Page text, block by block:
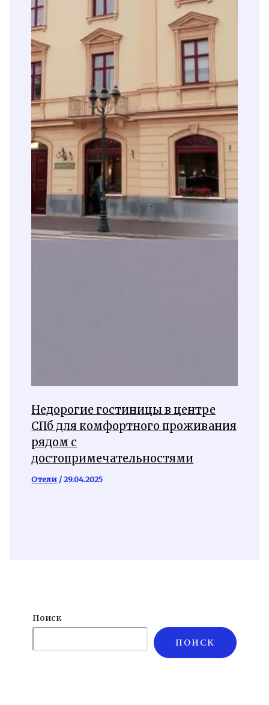
Недорогие гостиницы в центре
СПб для комфортного проживания
рядом с
достопримечательностями
Отели /29.04.2025
Поиск
ПОИСК